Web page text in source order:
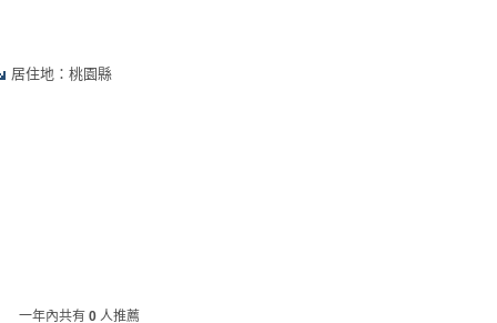
居住地：桃園縣
一年內共有 0 人推薦